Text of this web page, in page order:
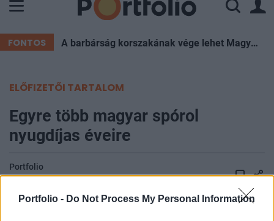
Portfolio - Do Not Process My Personal Information
FONTOS A barbárság korszakának vége lehet Magyarországon
ELŐFIZETŐI TARTALOM
Egyre több magyar spórol
nyugdíjas éveire
Portfolio